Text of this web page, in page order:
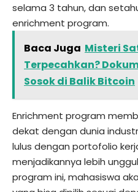
selama 3 tahun, dan
enrichment program.
Baca Juga Misteri
Terpecahkan?
Sosok di Balik Bitcoin
Enrichment program
dekat dengan dunia
lulus dengan portofolio
menjadikannya lebih
program ini, mahasiswa